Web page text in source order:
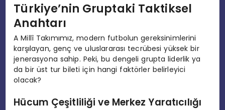
Türkiye’nin Gruptaki Taktiksel
Anahtarı
A Millî Takımımız, modern futbolun gereksinimlerini
karşılayan, genç ve uluslararası tecrübesi yüksek bir
jenerasyona sahip. Peki, bu dengeli grupta liderlik ya
da bir üst tur bileti için hangi faktörler belirleyici
olacak?
Hücum Çeşitliliği ve Merkez Yaratıcılığı